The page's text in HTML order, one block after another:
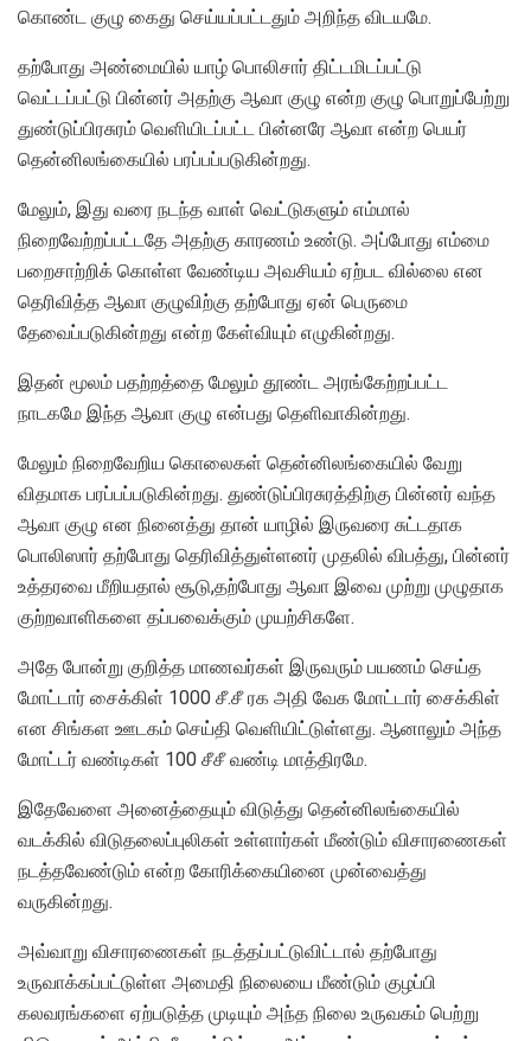
கொண்ட குழு கைது செய்யப்பட்டதும் அறிந்த விடயமே.
தற்போது அண்மையில் யாழ் பொலிசார் திட்டமிடப்பட்டு
வெட்டப்பட்டு பின்னர் அதற்கு ஆவா குழு என்ற குழு பொறுப்பேற்று
துண்டுப்பிரசுரம் வெளியிடப்பட்ட பின்னரே ஆவா என்ற பெயர்
தென்னிலங்கையில் பரப்பப்படுகின்றது.
மேலும், இது வரை நடந்த வாள் வெட்டுகளும் எம்மால்
நிறைவேற்றப்பட்டதே அதற்கு காரணம் உண்டு. அப்போது எம்மை
பறைசாற்றிக் கொள்ள வேண்டிய அவசியம் ஏற்பட வில்லை என
தெரிவித்த ஆவா குழுவிற்கு தற்போது ஏன் பெருமை
தேவைப்படுகின்றது என்ற கேள்வியும் எழுகின்றது.
இதன் மூலம் பதற்றத்தை மேலும் தூண்ட அரங்கேற்றப்பட்ட
நாடகமே இந்த ஆவா குழு என்பது தெளிவாகின்றது.
மேலும் நிறைவேறிய கொலைகள் தென்னிலங்கையில் வேறு
விதமாக பரப்பப்படுகின்றது. துண்டுப்பிரசுரத்திற்கு பின்னர் வந்த
ஆவா குழு என நினைத்து தான் யாழில் இருவரை சுட்டதாக
பொலிஸார் தற்போது தெரிவித்துள்ளனர் முதலில் விபத்து, பின்னர்
உத்தரவை மீறியதால் சூடு,தற்போது ஆவா இவை முற்று முழுதாக
குற்றவாளிகளை தப்பவைக்கும் முயற்சிகளே.
அதே போன்று குறித்த மாணவர்கள் இருவரும் பயணம் செய்த
மோட்டார் சைக்கிள் 1000 சீ.சீ ரக அதி வேக மோட்டார் சைக்கிள்
என சிங்கள ஊடகம் செய்தி வெளியிட்டுள்ளது. ஆனாலும் அந்த
மோட்டர் வண்டிகள் 100 சீசீ வண்டி மாத்திரமே.
இதேவேளை அனைத்தையும் விடுத்து தென்னிலங்கையில்
வடக்கில் விடுதலைப்புலிகள் உள்ளார்கள் மீண்டும் விசாரணைகள்
நடத்தவேண்டும் என்ற கோரிக்கையினை முன்வைத்து
வருகின்றது.
அவ்வாறு விசாரணைகள் நடத்தப்பட்டுவிட்டால் தற்போது
உருவாக்கப்பட்டுள்ள அமைதி நிலையை மீண்டும் குழப்பி
கலவரங்களை ஏற்படுத்த முடியும் அந்த நிலை உருவகம் பெற்று